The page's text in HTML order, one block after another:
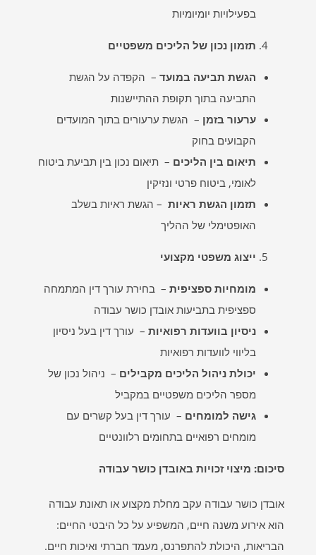
בפעילויות יומיומיות
תזמון נכון של הליכים משפטיים
הגשת תביעה במועד – הקפדה על הגשת
התביעה בתוך תקופת ההתיישנות
ערעור בזמן – הגשת ערעורים בתוך המועדים
הקבועים בחוק
תיאום בין הליכים – תיאום נכון בין תביעת ביטוח
לאומי, ביטוח פרטי ונזיקין
תזמון הגשת ראיות – הגשת ראיות בשלב
האופטימלי של ההליך
ייצוג משפטי מקצועי
מומחיות ספציפית – בחירת עורך דין המתמחה
ספציפית בתביעות אובדן כושר עבודה
ניסיון בוועדות רפואיות – עורך דין בעל ניסיון
בליווי לוועדות רפואיות
יכולת ניהול הליכים מקבילים – ניהול נכון של
מספר הליכים משפטיים במקביל
גישה למומחים – עורך דין בעל קשרים עם
מומחים רפואיים בתחומים רלוונטיים
סיכום: מיצוי זכויות באובדן כושר עבודה
אובדן כושר עבודה עקב מחלת מקצוע או תאונת עבודה
הוא אירוע משנה חיים, המשפיע על כל היבטי החיים:
הבריאות, היכולת להתפרנס, מעמד חברתי ואיכות חיים.